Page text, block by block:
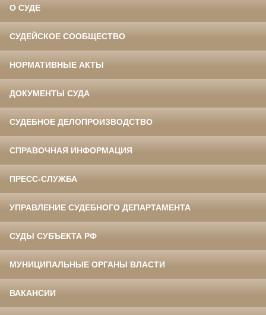
О СУДЕ
СУДЕЙСКОЕ СООБЩЕСТВО
НОРМАТИВНЫЕ АКТЫ
ДОКУМЕНТЫ СУДА
СУДЕБНОЕ ДЕЛОПРОИЗВОДСТВО
СПРАВОЧНАЯ ИНФОРМАЦИЯ
ПРЕСС-СЛУЖБА
УПРАВЛЕНИЕ СУДЕБНОГО ДЕПАРТАМЕНТА
СУДЫ СУБЪЕКТА РФ
МУНИЦИПАЛЬНЫЕ ОРГАНЫ ВЛАСТИ
ВАКАНСИИ